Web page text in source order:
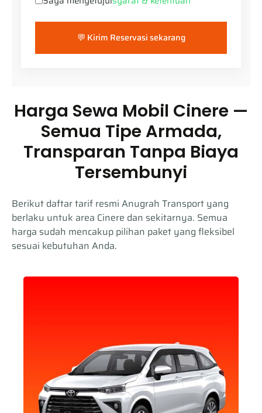
💬 Kirim Reservasi sekarang
Harga Sewa Mobil Cinere —
Semua Tipe Armada,
Transparan Tanpa Biaya
Tersembunyi
Berikut daftar tarif resmi Anugrah Transport yang
berlaku untuk area Cinere dan sekitarnya. Semua
harga sudah mencakup pilihan paket yang fleksibel
sesuai kebutuhan Anda.